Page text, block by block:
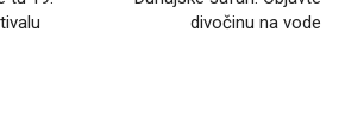
divočinu na vode